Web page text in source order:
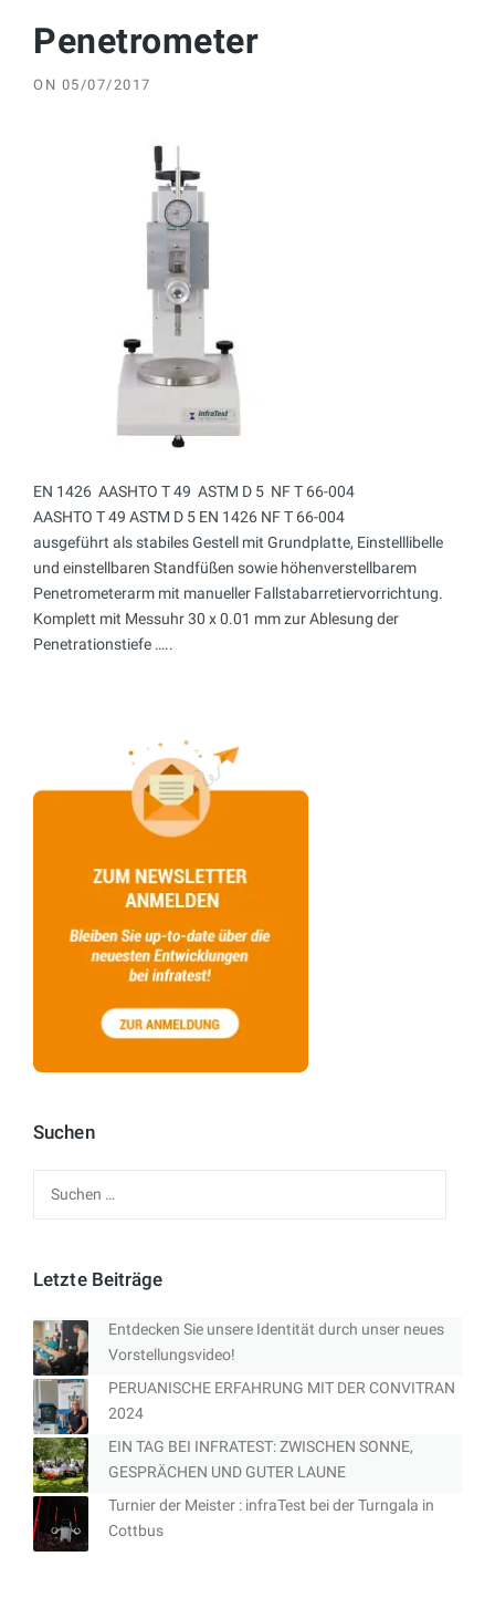
Penetrometer
ON 05/07/2017
EN 1426  AASHTO T 49  ASTM D 5  NF T 66-004
AASHTO T 49 ASTM D 5 EN 1426 NF T 66-004
ausgeführt als stabiles Gestell mit Grundplatte, Einstelllibelle
und einstellbaren Standfüßen sowie höhenverstellbarem
Penetrometerarm mit manueller Fallstabarretiervorrichtung.
Komplett mit Messuhr 30 x 0.01 mm zur Ablesung der
Penetrationstiefe …..
Suchen
Letzte Beiträge
Entdecken Sie unsere Identität durch unser neues
Vorstellungsvideo!
PERUANISCHE ERFAHRUNG MIT DER CONVITRAN
2024
EIN TAG BEI INFRATEST: ZWISCHEN SONNE,
GESPRÄCHEN UND GUTER LAUNE
Turnier der Meister : infraTest bei der Turngala in
Cottbus